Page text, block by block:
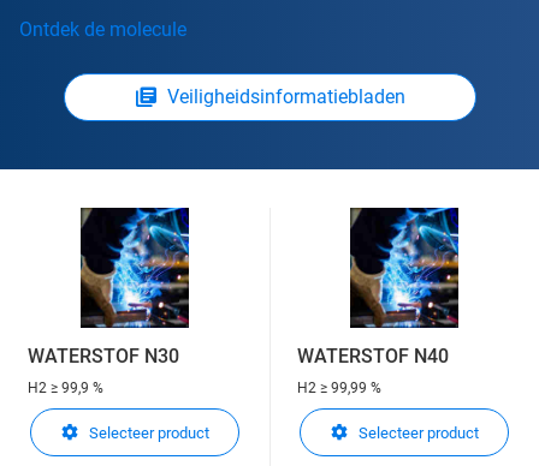
Ontdek de molecule
Veiligheidsinformatiebladen
WATERSTOF N30
H2 ≥ 99,9 %
Selecteer product
WATERSTOF N40
H2 ≥ 99,99 %
Selecteer product